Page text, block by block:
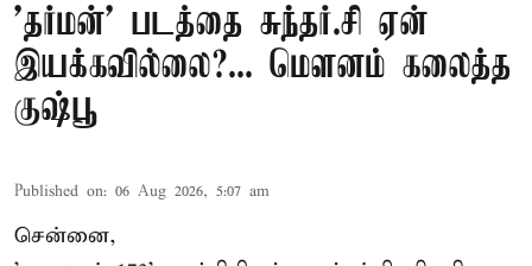
'தர்மன்' படத்தை சுந்தர்.சி ஏன்
இயக்கவில்லை?... மௌனம் கலைத்த
குஷ்பூ
Published on: 06 Aug 2026, 5:07 am
சென்னை,